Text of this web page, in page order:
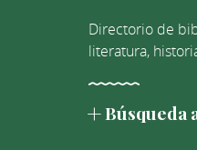
Directorio de
literatura,
Búsqueda